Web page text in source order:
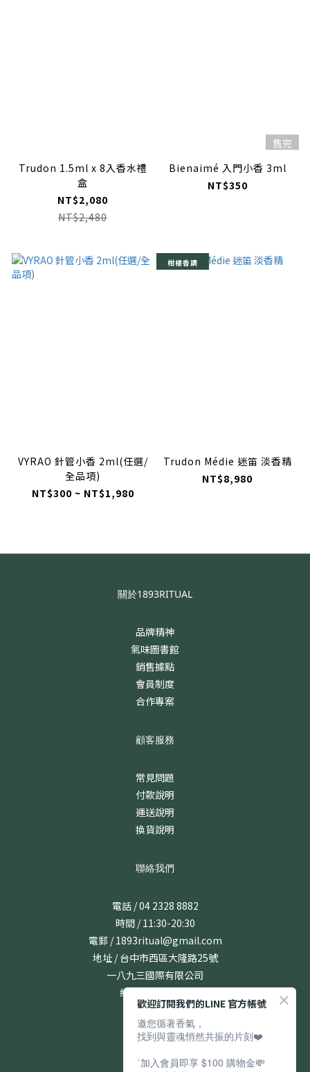
Trudon 1.5ml x 8入香水禮
盒
NT$2,080
NT$2,480
售完
Bienaimé 入門小香 3ml
NT$350
VYRAO 針管小香 2ml(任選/
全品項)
NT$300 ~ NT$1,980
柑橘香調
Trudon Médie 迷笛 淡香精
NT$8,980
關於1893RITUAL
品牌精神
氣味圖書館
銷售據點
會員制度
合作專案
顧客服務
常見問題
付款說明
運送說明
換貨說明
聯絡我們
電話 / 04 2328 8882
時間 / 11:30-20:30
電郵 / 1893ritual@gmail.com
地址 / 台中市西區大隆路25號
一八九三國際有限公司
統編 / 24831167
歡迎訂閱我們的LINE 官方帳號
邀您循著香氣，
找到與靈魂悄然共振的片刻❤️
˙加入會員即享 $100 購物金💸